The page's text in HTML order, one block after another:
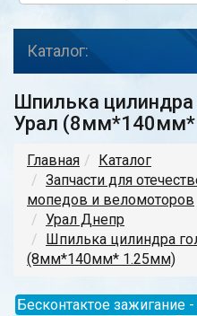
Каталог:
Шпилька цилиндра
Урал
Главная
Каталог
Запчасти для
мопедов и веломоторов
Урал Днепр
Шпилька цилиндра
(8мм*140мм* 1.25мм)
Бесконтактое зажигание